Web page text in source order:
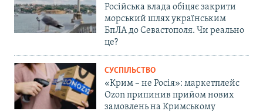
Російська влада обіцяє закрити
морський шлях українським
БпЛА до Севастополя. Чи реально
це?
СУСПІЛЬСТВО
«Крим – не Росія»: маркетплейс
Ozon припинив прийом нових
замовлень на Кримському